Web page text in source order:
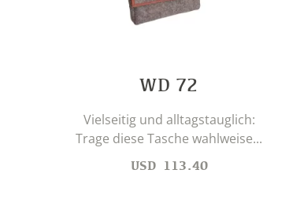
WD 72
Vielseitig und alltagstauglich:
Trage diese Tasche wahlweise...
USD 113.40